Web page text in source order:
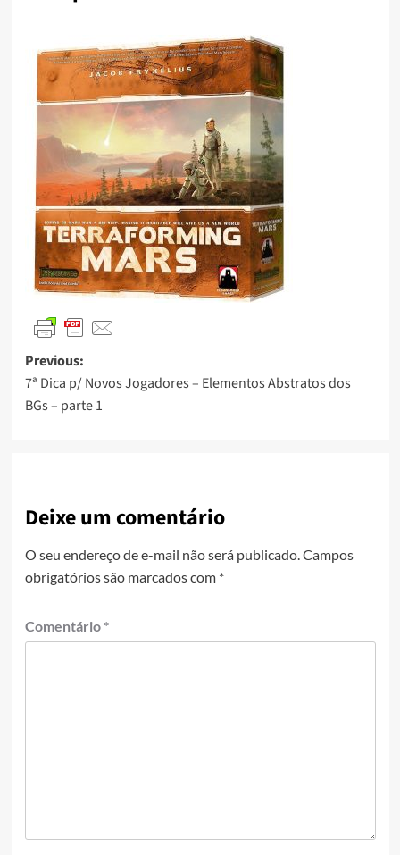
Previous:
7ª Dica p/ Novos Jogadores – Elementos Abstratos dos
BGs – parte 1
Deixe um comentário
O seu endereço de e-mail não será publicado. Campos
obrigatórios são marcados com *
Comentário *